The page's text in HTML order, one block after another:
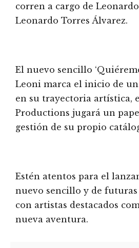
corren a cargo de
Leonardo Torres Álvarez.
El nuevo sencillo
Leoni marca el inicio de
en su trayectoria artística,
Productions jugará un
gestión de su propio
Estén atentos para el
nuevo sencillo y de futuras
con artistas destacados
nueva aventura.